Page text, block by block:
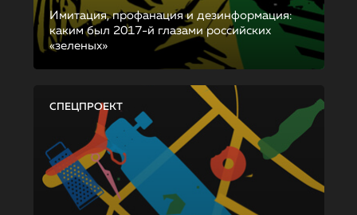
Имитация, профанация и дезинформация:
каким был 2017-й глазами российских
«зеленых»
СПЕЦПРОЕКТ